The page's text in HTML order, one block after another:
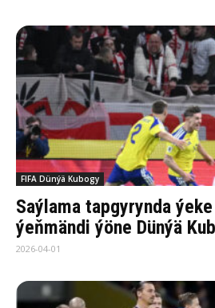
FIFA Dünýä Kubogy
Saýlama tapgyrynda
ýeňmändi ýöne Dünýä
2026-04-01